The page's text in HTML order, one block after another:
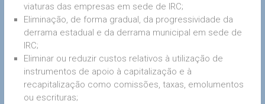
viaturas das empresas em sede de IRC;
Eliminação, de forma gradual, da progressividade da
derrama estadual e da derrama municipal em sede de
IRC;
Eliminar ou reduzir custos relativos à utilização de
instrumentos de apoio à capitalização e à
recapitalização como comissões, taxas, emolumentos
ou escrituras;